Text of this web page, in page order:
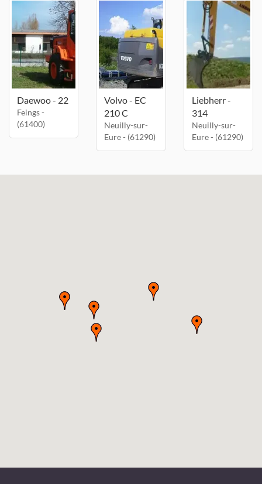
Daewoo - 22
Feings -
(61400)
Volvo - EC
210 C
Neuilly-sur-
Eure - (61290)
Liebherr -
314
Neuilly-sur-
Eure - (61290)